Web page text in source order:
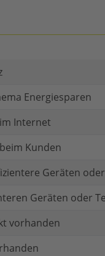
Energiesparen
Internet
Kunden
Geräten
Geräten oder
vorhanden